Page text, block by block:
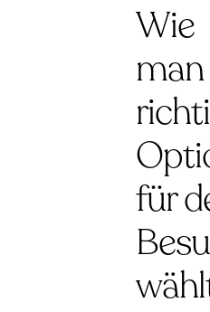
Wie
für